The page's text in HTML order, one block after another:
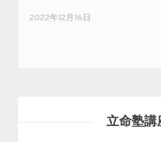
2022年12月16日
立命塾講